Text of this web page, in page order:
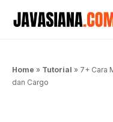
Home » Tutorial » 7+ Cara
dan Cargo